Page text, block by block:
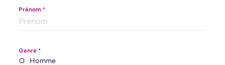
Prénom *
Genre *
Homme